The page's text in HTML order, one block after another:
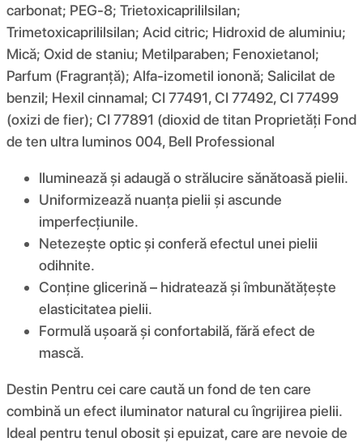
carbonat; PEG-8; Trietoxicaprililsilan;
Trimetoxicaprililsilan; Acid citric; Hidroxid de aluminiu;
Mică; Oxid de staniu; Metilparaben; Fenoxietanol;
Parfum (Fragranță); Alfa-izometil iononă; Salicilat de
benzil; Hexil cinnamal; CI 77491, CI 77492, CI 77499
(oxizi de fier); CI 77891 (dioxid de titan Proprietăți Fond
de ten ultra luminos 004, Bell Professional
Iluminează și adaugă o strălucire sănătoasă pielii.
Uniformizează nuanța pielii și ascunde
imperfecțiunile.
Netezește optic și conferă efectul unei pielii
odihnite.
Conține glicerină – hidratează și îmbunătățește
elasticitatea pielii.
Formulă ușoară și confortabilă, fără efect de
mască.
Destin Pentru cei care caută un fond de ten care
combină un efect iluminator natural cu îngrijirea pielii.
Ideal pentru tenul obosit și epuizat, care are nevoie de